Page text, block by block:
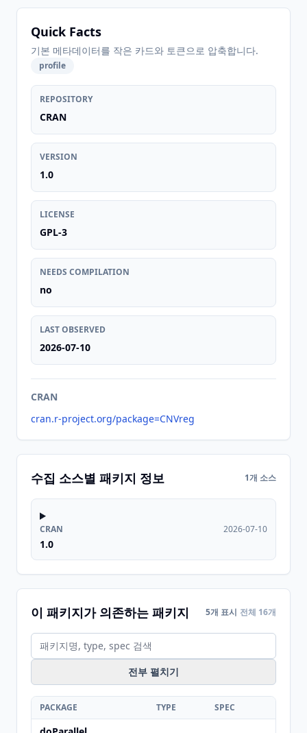
Quick Facts
기본 메타데이터를 작은 카드와 토큰으로 압축합니다.
profile
REPOSITORY
CRAN
VERSION
1.0
LICENSE
GPL-3
NEEDS COMPILATION
no
LAST OBSERVED
2026-07-10
CRAN
cran.r-project.org/package=CNVreg
수집 소스별 패키지 정보 1개 소스
CRAN
1.0
2026-07-10
이 패키지가 의존하는 패키지 5개 표시 전체 16개
전부 펼치기
PACKAGE TYPE SPEC